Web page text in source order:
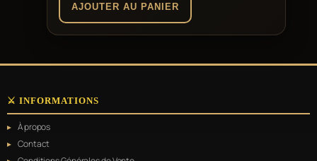
AJOUTER AU PANIER
⚔️ INFORMATIONS
À propos
Contact